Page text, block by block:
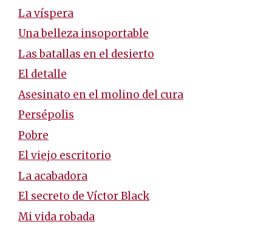
La víspera
Una belleza insoportable
Las batallas en el desierto
El detalle
Asesinato en el molino del cura
Persépolis
Pobre
El viejo escritorio
La acabadora
El secreto de Víctor Black
Mi vida robada